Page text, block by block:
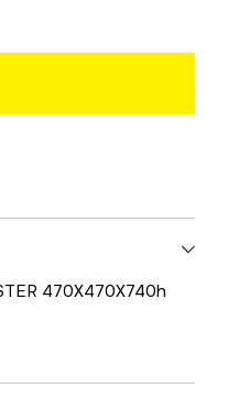
470X470X740h